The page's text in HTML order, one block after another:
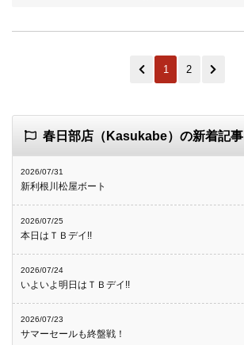
1 2
春日部店（Kasukabe）の新着記事
2026/07/31
新利根川松屋ボート
2026/07/25
本日はＴＢデイ!!
2026/07/24
いよいよ明日はＴＢデイ!!
2026/07/23
サマーセールも終盤戦！